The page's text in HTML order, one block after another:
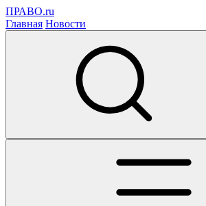
ПРАВО.ru
Главная Новости